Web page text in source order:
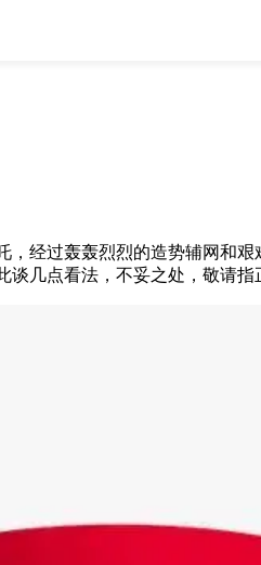
过轰轰烈烈的造势辅网和艰
几点看法，不妥之处，敬请指